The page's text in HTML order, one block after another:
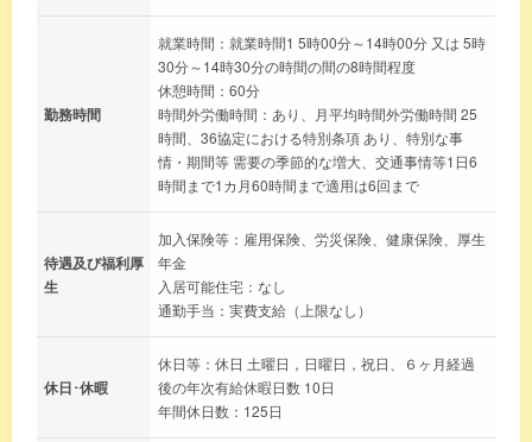
勤務時間
就業時間：就業時間1 5時00分～14時00分 又は 5時
30分～14時30分の時間の間の8時間程度
休憩時間：60分
時間外労働時間：あり、月平均時間外労働時間 25
時間、36協定における特別条項 あり、特別な事
情・期間等 需要の季節的な増大、交通事情等1日6
時間まで1カ月60時間まで適用は6回まで
待遇及び福利厚
生
加入保険等：雇用保険、労災保険、健康保険、厚生
年金
入居可能住宅：なし
通勤手当：実費支給（上限なし）
休日･休暇
休日等：休日 土曜日，日曜日，祝日、６ヶ月経過
後の年次有給休暇日数 10日
年間休日数：125日